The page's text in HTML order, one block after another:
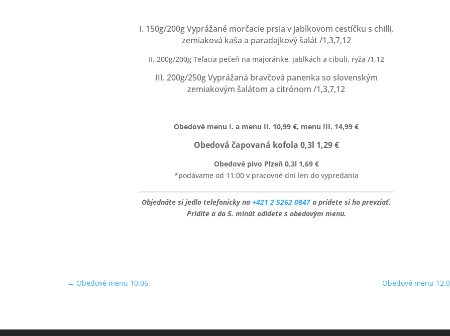
I. 150g/200g Vyprážané morčacie prsia v jablkovom cestíčku s chilli,
zemiaková kaša a paradajkový šalát /1,3,7,12
II. 200g/200g Teľacia pečeň na majoránke, jablkách a cibuli, ryža /1,12
III. 200g/250g Vyprážaná bravčová panenka so slovenským
zemiakovým šalátom a citrónom /1,3,7,12
Obedové menu I. a menu II. 10,99 €, menu III. 14,99 €
Obedová čapovaná kofola 0,3l 1,29 €
Obedové pivo Plzeň 0,3l 1,69 €
*podávame od 11:00 v pracovné dni len do vypredania
Objednáte si jedlo telefonicky na+421 2 5262 0847a prídete si ho prevziať.
Prídite a do 5. minút odídete s obedovým menu.
← Obedové menu 10.06. Obedové menu